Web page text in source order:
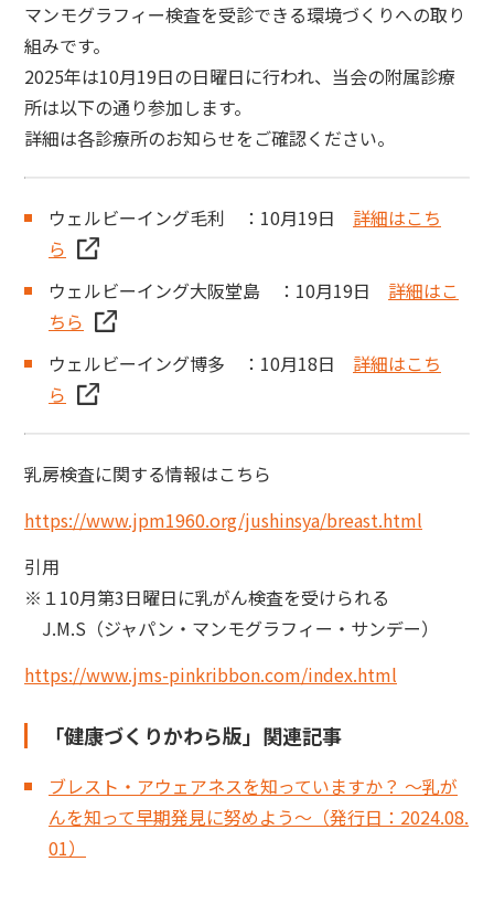
マンモグラフィー検査を受診できる環境づくりへの取り
組みです。
2025年は10月19日の日曜日に行われ、当会の附属診療
所は以下の通り参加します。
詳細は各診療所のお知らせをご確認ください。
ウェルビーイング毛利 ：10月19日 詳細はこち
ら
ウェルビーイング大阪堂島 ：10月19日 詳細はこ
ちら
ウェルビーイング博多 ：10月18日 詳細はこち
ら
乳房検査に関する情報はこちら
https://www.jpm1960.org/jushinsya/breast.html
引用
※１10月第3日曜日に乳がん検査を受けられる
J.M.S（ジャパン・マンモグラフィー・サンデー）
https://www.jms-pinkribbon.com/index.html
「健康づくりかわら版」関連記事
ブレスト・アウェアネスを知っていますか？ ～乳が
んを知って早期発見に努めよう～（発行日：2024.08.
01）